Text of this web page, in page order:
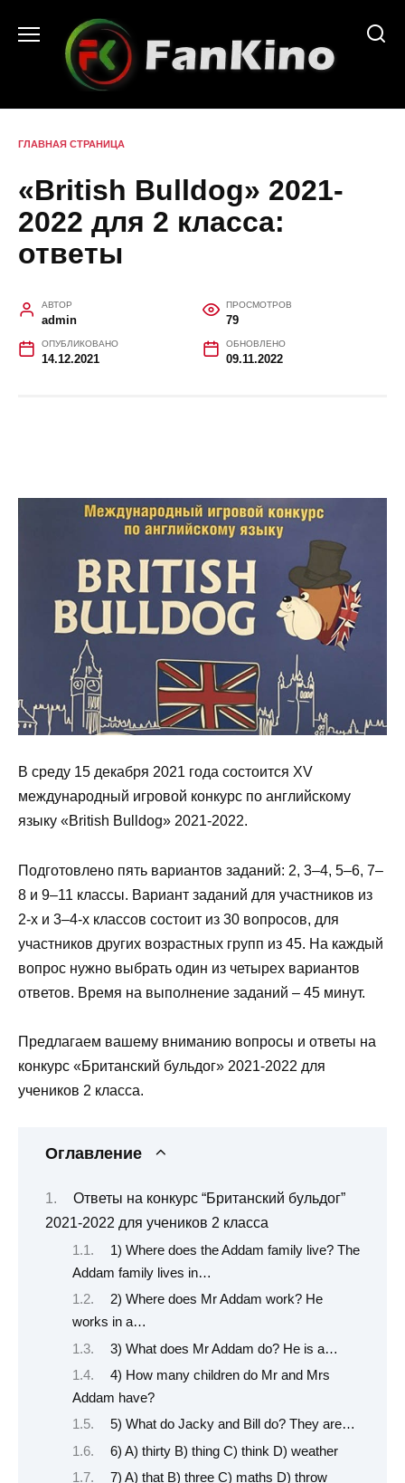
содержанию
ГЛАВНАЯ СТРАНИЦА
«British Bulldog» 2021-
2022 для 2 класса:
ответы
АВТОР
admin
ПРОСМОТРОВ
79
ОПУБЛИКОВАНО
14.12.2021
ОБНОВЛЕНО
09.11.2022
В среду 15 декабря 2021 года состоится XV
международный игровой конкурс по английскому
языку «British Bulldog» 2021-2022.
Подготовлено пять вариантов заданий: 2, 3–4, 5–6, 7–
8 и 9–11 классы. Вариант заданий для участников из
2-х и 3–4-х классов состоит из 30 вопросов, для
участников других возрастных групп из 45. На каждый
вопрос нужно выбрать один из четырех вариантов
ответов. Время на выполнение заданий – 45 минут.
Предлагаем вашему вниманию вопросы и ответы на
конкурс «Британский бульдог» 2021-2022 для
учеников 2 класса.
Оглавление
Ответы на конкурс “Британский бульдог”
2021-2022 для учеников 2 класса
1) Where does the Addam family live? The
Addam family lives in…
2) Where does Mr Addam work? He
works in a…
3) What does Mr Addam do? He is a…
4) How many children do Mr and Mrs
Addam have?
5) What do Jacky and Bill do? They are…
6) A) thirty B) thing C) think D) weather
7) A) that B) three C) maths D) throw